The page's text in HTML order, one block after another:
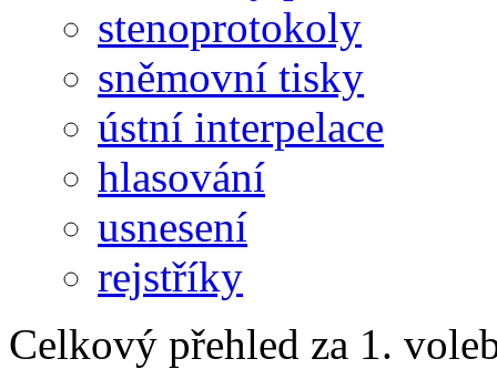
stenoprotokoly
sněmovní tisky
ústní interpelace
hlasování
usnesení
rejstříky
Celkový přehled za 1.